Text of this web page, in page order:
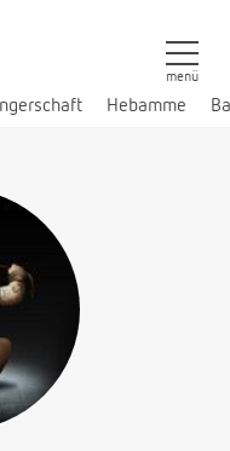
Hebamme
menü